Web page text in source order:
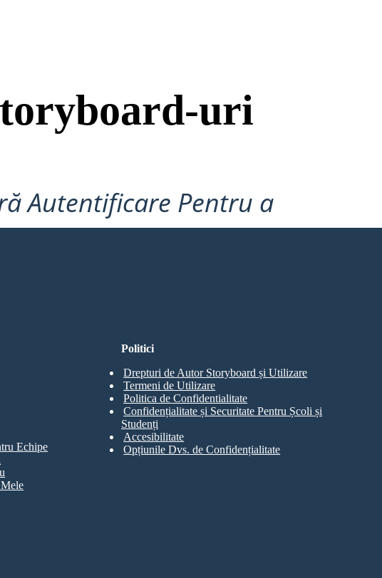
uri
Autentificare Pentru a
Echipe
Politici
Drepturi de Autor Storyboard și Utilizare
Termeni de Utilizare
Politica de Confidentialitate
Confidențialitate și Securitate Pentru Școli și
Studenți
Accesibilitate
Opțiunile Dvs. de Confidențialitate